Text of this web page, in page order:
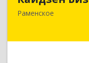
Раменское
Гжельского